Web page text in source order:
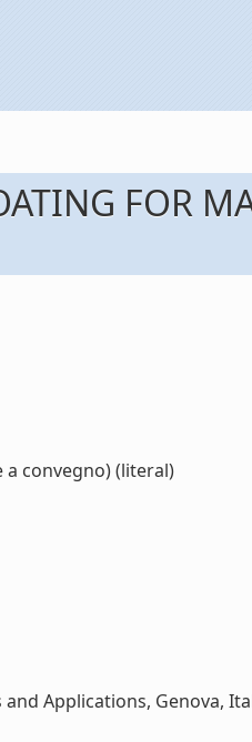
FOR
a convegno) (literal)
Applications, Genova,